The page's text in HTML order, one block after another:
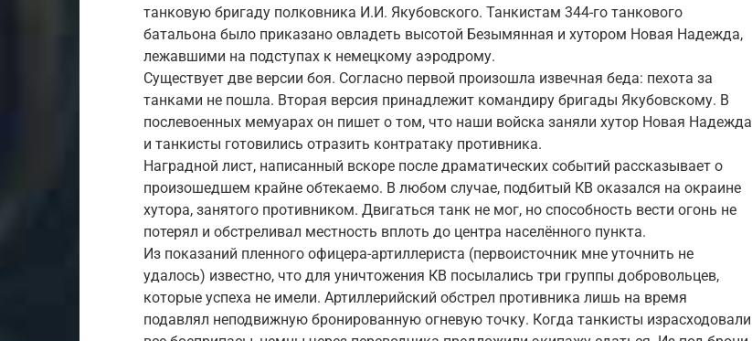
танковую бригаду полковника И.И. Якубовского. Танкистам 344-го танкового
батальона было приказано овладеть высотой Безымянная и хутором Новая Надежда,
лежавшими на подступах к немецкому аэродрому.
Существует две версии боя. Согласно первой произошла извечная беда: пехота за
танками не пошла. Вторая версия принадлежит командиру бригады Якубовскому. В
послевоенных мемуарах он пишет о том, что наши войска заняли хутор Новая Надежда
и танкисты готовились отразить контратаку противника.
Наградной лист, написанный вскоре после драматических событий рассказывает о
произошедшем крайне обтекаемо. В любом случае, подбитый КВ оказался на окраине
хутора, занятого противником. Двигаться танк не мог, но способность вести огонь не
потерял и обстреливал местность вплоть до центра населённого пункта.
Из показаний пленного офицера-артиллериста (первоисточник мне уточнить не
удалось) известно, что для уничтожения КВ посылались три группы добровольцев,
которые успеха не имели. Артиллерийский обстрел противника лишь на время
подавлял неподвижную бронированную огневую точку. Когда танкисты израсходовали